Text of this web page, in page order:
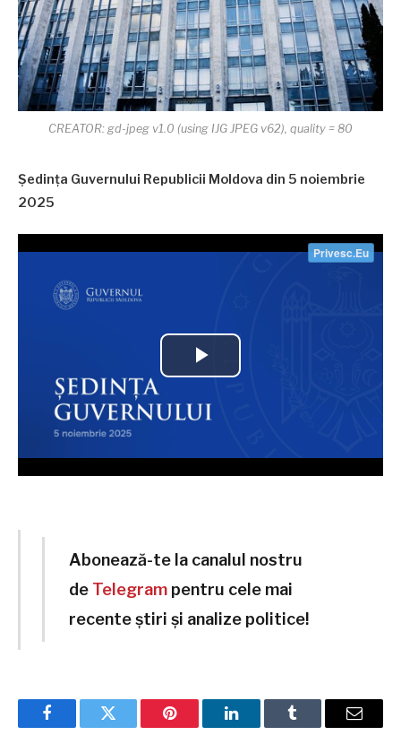
CREATOR: gd-jpeg v1.0 (using IJG JPEG v62), quality = 80
Ședința Guvernului Republicii Moldova din 5 noiembrie
2025
Abonează-te la canalul nostru
de Telegram pentru cele mai
recente știri și analize politice!
FacebookTwitter Pinterest LinkedInTumblr Email